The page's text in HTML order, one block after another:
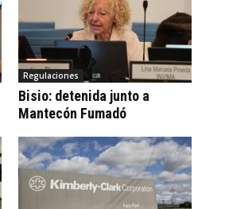
Regulaciones
Bisio: detenida junto a
Mantecón Fumadó